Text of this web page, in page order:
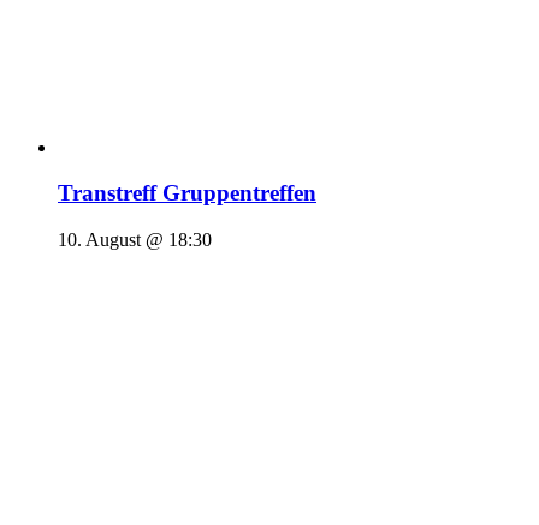
Transtreff Gruppentreffen
10. August @ 18:30